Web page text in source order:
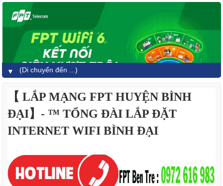
▼
【 LẮP MẠNG FPT HUYỆN BÌNH
ĐẠI】- ™ TỔNG ĐÀI LẮP ĐẶT
INTERNET WIFI BÌNH ĐẠI